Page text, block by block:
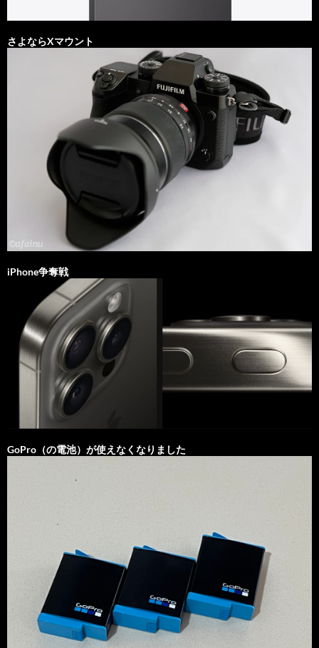
さよならXマウント
iPhone争奪戦
GoPro（の電池）が使えなくなりました